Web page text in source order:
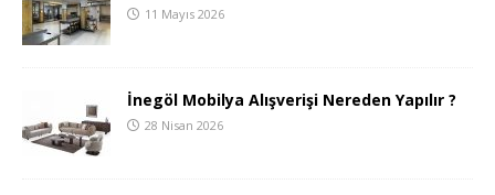
11 Mayıs 2026
İnegöl Mobilya Alışverişi Nereden Yapılır ?
28 Nisan 2026